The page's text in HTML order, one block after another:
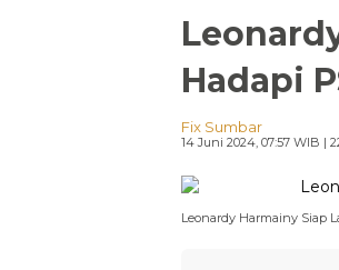
Hadapi
Fix Sumbar
14 Juni 2024, 07:57 WIB |
Leonardy Harmainy Siap